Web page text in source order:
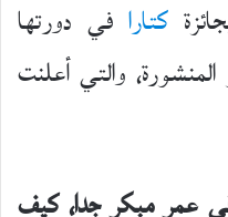
كتارافي دورتها
والتي أعلنت